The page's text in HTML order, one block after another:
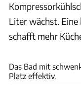
Liter wächst. Eine
schafft mehr
Das Bad mit
Platz effektiv.